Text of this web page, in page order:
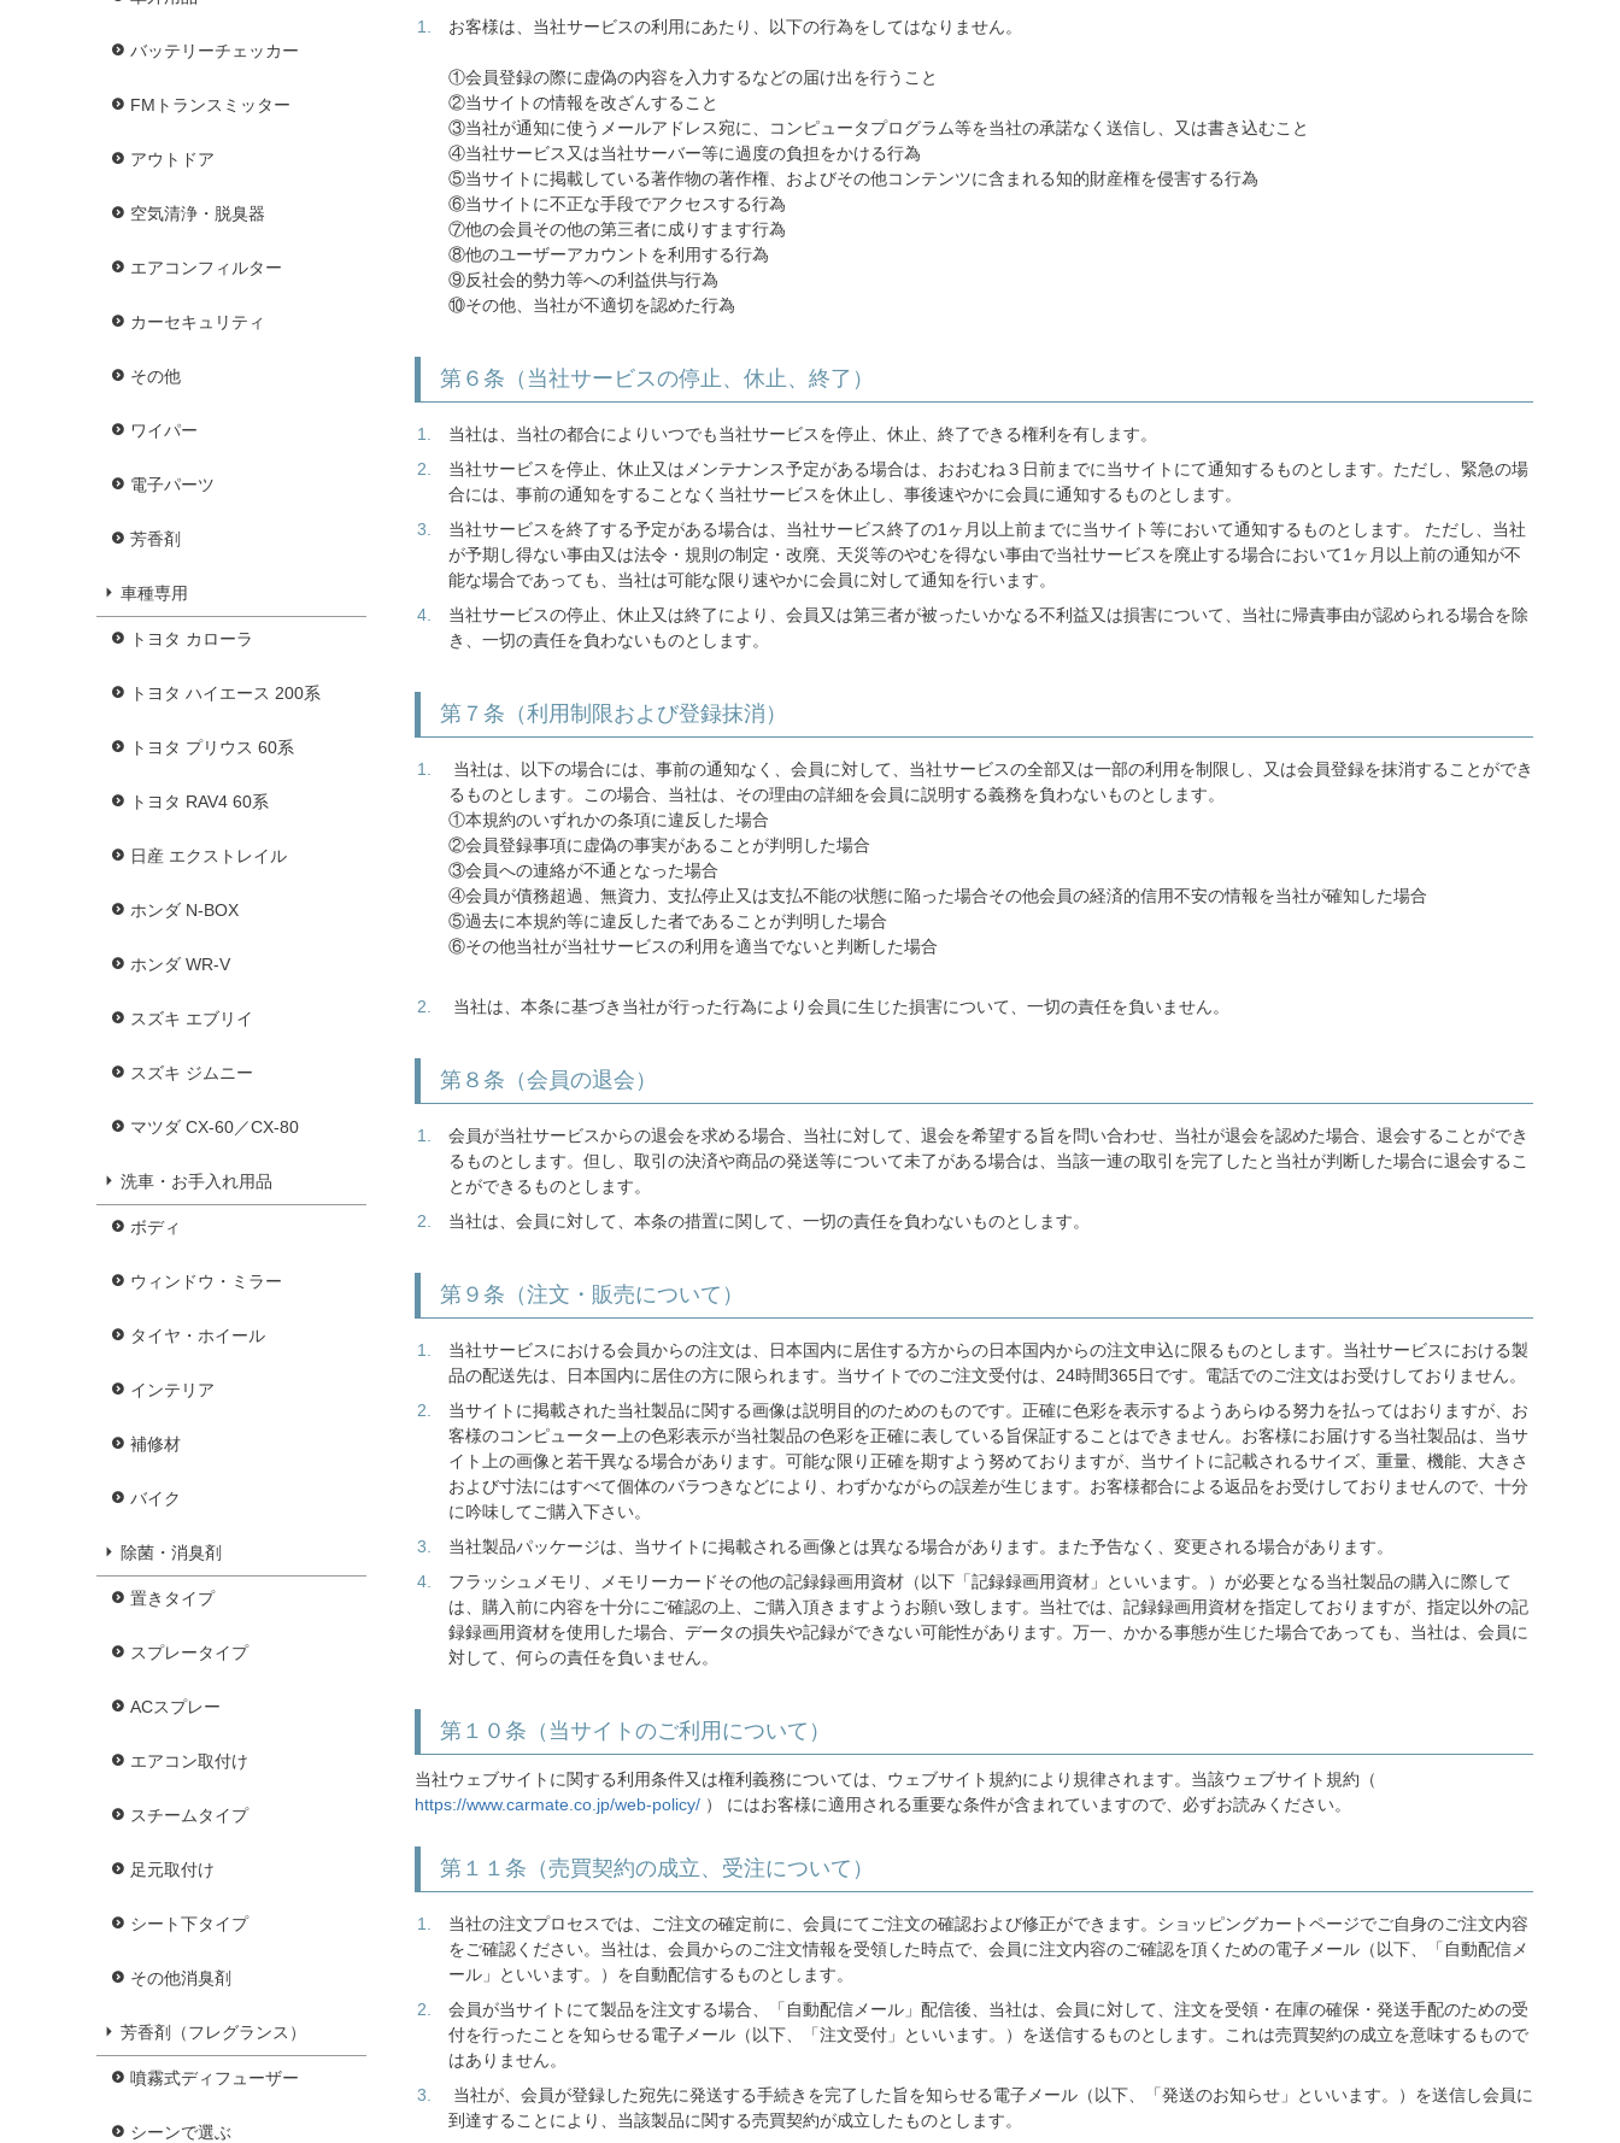
バッテリーチェッカー
FMトランスミッター
アウトドア
空気清浄・脱臭器
エアコンフィルター
カーセキュリティ
その他
ワイパー
電子パーツ
芳香剤
車種専用
トヨタ カローラ
トヨタ ハイエース 200系
トヨタ プリウス 60系
トヨタ RAV4 60系
日産 エクストレイル
ホンダ N-BOX
ホンダ WR-V
スズキ エブリイ
スズキ ジムニー
マツダ CX-60／CX-80
洗車・お手入れ用品
ボディ
ウィンドウ・ミラー
タイヤ・ホイール
インテリア
補修材
バイク
除菌・消臭剤
置きタイプ
スプレータイプ
ACスプレー
エアコン取付け
スチームタイプ
足元取付け
シート下タイプ
その他消臭剤
芳香剤（フレグランス）
噴霧式ディフューザー
シーンで選ぶ
お客様は、当社サービスの利用にあたり、以下の行為をしてはなりません。
①会員登録の際に虚偽の内容を入力するなどの届け出を行うこと
②当サイトの情報を改ざんすること
③当社が通知に使うメールアドレス宛に、コンピュータプログラム等を当社の承諾なく送信し、又は書き込むこと
④当社サービス又は当社サーバー等に過度の負担をかける行為
⑤当サイトに掲載している著作物の著作権、およびその他コンテンツに含まれる知的財産権を侵害する行為
⑥当サイトに不正な手段でアクセスする行為
⑦他の会員その他の第三者に成りすます行為
⑧他のユーザーアカウントを利用する行為
⑨反社会的勢力等への利益供与行為
⑩その他、当社が不適切を認めた行為
第６条（当社サービスの停止、休止、終了）
当社は、当社の都合によりいつでも当社サービスを停止、休止、終了できる権利を有します。
当社サービスを停止、休止又はメンテナンス予定がある場合は、おおむね３日前までに当サイトにて通知するものとします。ただし、緊急の場
合には、事前の通知をすることなく当社サービスを休止し、事後速やかに会員に通知するものとします。
当社サービスを終了する予定がある場合は、当社サービス終了の1ヶ月以上前までに当サイト等において通知するものとします。 ただし、当社
が予期し得ない事由又は法令・規則の制定・改廃、天災等のやむを得ない事由で当社サービスを廃止する場合において1ヶ月以上前の通知が不
能な場合であっても、当社は可能な限り速やかに会員に対して通知を行います。
当社サービスの停止、休止又は終了により、会員又は第三者が被ったいかなる不利益又は損害について、当社に帰責事由が認められる場合を除
き、一切の責任を負わないものとします。
第７条（利用制限および登録抹消）
当社は、以下の場合には、事前の通知なく、会員に対して、当社サービスの全部又は一部の利用を制限し、又は会員登録を抹消することができ
るものとします。この場合、当社は、その理由の詳細を会員に説明する義務を負わないものとします。
①本規約のいずれかの条項に違反した場合
②会員登録事項に虚偽の事実があることが判明した場合
③会員への連絡が不通となった場合
④会員が債務超過、無資力、支払停止又は支払不能の状態に陥った場合その他会員の経済的信用不安の情報を当社が確知した場合
⑤過去に本規約等に違反した者であることが判明した場合
⑥その他当社が当社サービスの利用を適当でないと判断した場合
当社は、本条に基づき当社が行った行為により会員に生じた損害について、一切の責任を負いません。
第８条（会員の退会）
会員が当社サービスからの退会を求める場合、当社に対して、退会を希望する旨を問い合わせ、当社が退会を認めた場合、退会することができ
るものとします。但し、取引の決済や商品の発送等について未了がある場合は、当該一連の取引を完了したと当社が判断した場合に退会するこ
とができるものとします。
当社は、会員に対して、本条の措置に関して、一切の責任を負わないものとします。
第９条（注文・販売について）
当社サービスにおける会員からの注文は、日本国内に居住する方からの日本国内からの注文申込に限るものとします。当社サービスにおける製
品の配送先は、日本国内に居住の方に限られます。当サイトでのご注文受付は、24時間365日です。電話でのご注文はお受けしておりません。
当サイトに掲載された当社製品に関する画像は説明目的のためのものです。正確に色彩を表示するようあらゆる努力を払ってはおりますが、お
客様のコンピューター上の色彩表示が当社製品の色彩を正確に表している旨保証することはできません。お客様にお届けする当社製品は、当サ
イト上の画像と若干異なる場合があります。可能な限り正確を期すよう努めておりますが、当サイトに記載されるサイズ、重量、機能、大きさ
および寸法にはすべて個体のバラつきなどにより、わずかながらの誤差が生じます。お客様都合による返品をお受けしておりませんので、十分
に吟味してご購入下さい。
当社製品パッケージは、当サイトに掲載される画像とは異なる場合があります。また予告なく、変更される場合があります。
フラッシュメモリ、メモリーカードその他の記録録画用資材（以下「記録録画用資材」といいます。）が必要となる当社製品の購入に際して
は、購入前に内容を十分にご確認の上、ご購入頂きますようお願い致します。当社では、記録録画用資材を指定しておりますが、指定以外の記
録録画用資材を使用した場合、データの損失や記録ができない可能性があります。万一、かかる事態が生じた場合であっても、当社は、会員に
対して、何らの責任を負いません。
第１０条（当サイトのご利用について）
当社ウェブサイトに関する利用条件又は権利義務については、ウェブサイト規約により規律されます。当該ウェブサイト規約（
https://www.carmate.co.jp/web-policy/ ） にはお客様に適用される重要な条件が含まれていますので、必ずお読みください。
第１１条（売買契約の成立、受注について）
当社の注文プロセスでは、ご注文の確定前に、会員にてご注文の確認および修正ができます。ショッピングカートページでご自身のご注文内容
をご確認ください。当社は、会員からのご注文情報を受領した時点で、会員に注文内容のご確認を頂くための電子メール（以下、「自動配信メ
ール」といいます。）を自動配信するものとします。
会員が当サイトにて製品を注文する場合、「自動配信メール」配信後、当社は、会員に対して、注文を受領・在庫の確保・発送手配のための受
付を行ったことを知らせる電子メール（以下、「注文受付」といいます。）を送信するものとします。これは売買契約の成立を意味するもので
はありません。
当社が、会員が登録した宛先に発送する手続きを完了した旨を知らせる電子メール（以下、「発送のお知らせ」といいます。）を送信し会員に
到達することにより、当該製品に関する売買契約が成立したものとします。